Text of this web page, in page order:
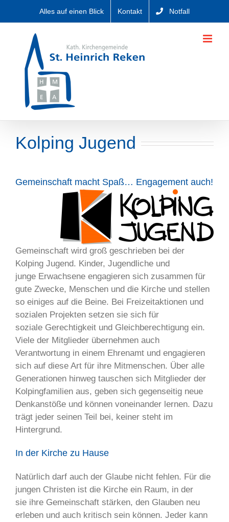
Alles auf einen Blick Kontakt Notfall
Kolping Jugend
Gemeinschaft macht Spaß… Engagement auch!
Gemeinschaft wird groß geschrieben bei der
Kolping Jugend. Kinder, Jugendliche und
junge Erwachsene engagieren sich zusammen für
gute Zwecke, Menschen und die Kirche und stellen
so einiges auf die Beine. Bei Freizeitaktionen und
sozialen Projekten setzen sie sich für
soziale Gerechtigkeit und Gleichberechtigung ein.
Viele der Mitglieder übernehmen auch
Verantwortung in einem Ehrenamt und engagieren
sich auf diese Art für ihre Mitmenschen. Über alle
Generationen hinweg tauschen sich Mitglieder der
Kolpingfamilien aus, geben sich gegenseitig neue
Denkanstöße und können voneinander lernen. Dazu
trägt jeder seinen Teil bei, keiner steht im
Hintergrund.
In der Kirche zu Hause
Natürlich darf auch der Glaube nicht fehlen. Für die
jungen Christen ist die Kirche ein Raum, in der
sie ihre Gemeinschaft stärken, den Glauben neu
erleben und auch kritisch sein können. Jeder kann